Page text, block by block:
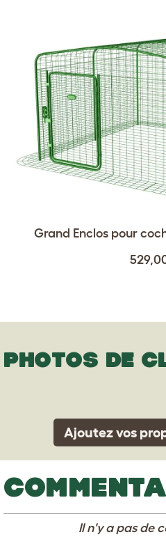
Grand Enclos pour
PHOTOS DE
Ajoutez vos
Il n'y a pas de